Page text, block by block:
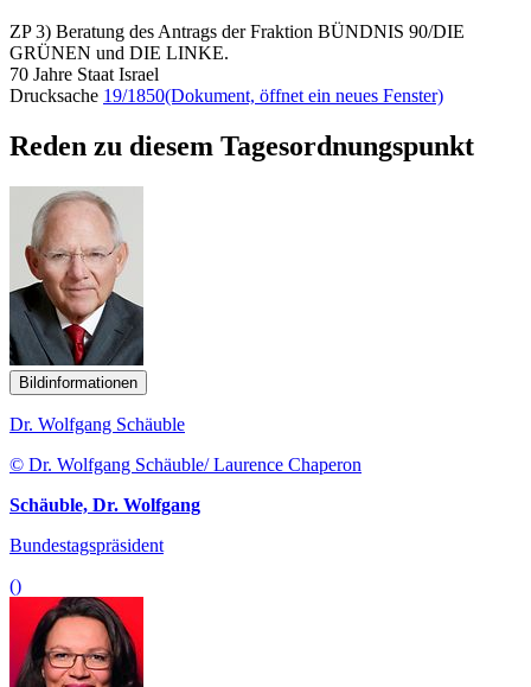
ZP 3) Beratung des Antrags der Fraktion BÜNDNIS 90/DIE
GRÜNEN und DIE LINKE.
70 Jahre Staat Israel
Drucksache 19/1850(Dokument, öffnet ein neues Fenster)
Reden zu diesem Tagesordnungspunkt
Bildinformationen
Dr. Wolfgang Schäuble
© Dr. Wolfgang Schäuble/ Laurence Chaperon
Schäuble, Dr. Wolfgang
Bundestagspräsident
()